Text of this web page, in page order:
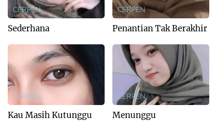
CERPEN
Sederhana
CERPEN
Penantian Tak Berakhir
CERPEN
Kau Masih Kutunggu
CERPEN
Menunggu